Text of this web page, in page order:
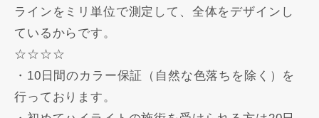
ラインをミリ単位で測定して、全体をデザインし
ているからです。
☆☆☆☆
・10日間のカラー保証（自然な色落ちを除く）を
行っております。